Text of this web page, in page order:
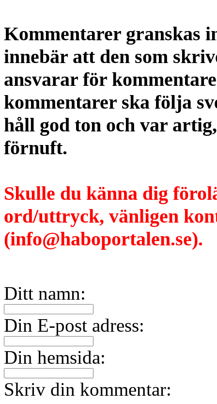
Kommentarer granskas
innebär att den som
ansvarar för
kommentarer ska följa
håll god ton och var
förnuft.
Skulle du känna dig
ord/uttryck, vänligen
(info@haboportalen.se).
Ditt namn:
Din E-post adress:
Din hemsida:
Skriv din kommentar: